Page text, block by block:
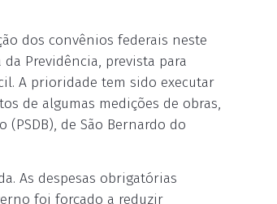
dos convênios federais neste
Previdência, prevista para
A prioridade tem sido executar
de algumas medições de obras,
de São Bernardo do
As despesas obrigatórias
foi forçado a reduzir